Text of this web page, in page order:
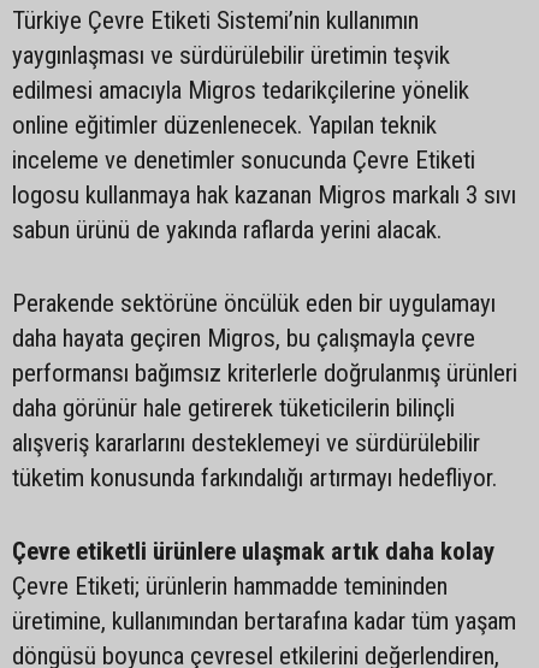
Türkiye Çevre Etiketi Sistemi’nin kullanımın
yaygınlaşması ve sürdürülebilir üretimin teşvik
edilmesi amacıyla Migros tedarikçilerine yönelik
online eğitimler düzenlenecek. Yapılan teknik
inceleme ve denetimler sonucunda Çevre Etiketi
logosu kullanmaya hak kazanan Migros markalı 3 sıvı
sabun ürünü de yakında raflarda yerini alacak.
Perakende sektörüne öncülük eden bir uygulamayı
daha hayata geçiren Migros, bu çalışmayla çevre
performansı bağımsız kriterlerle doğrulanmış ürünleri
daha görünür hale getirerek tüketicilerin bilinçli
alışveriş kararlarını desteklemeyi ve sürdürülebilir
tüketim konusunda farkındalığı artırmayı hedefliyor.
Çevre etiketli ürünlere ulaşmak artık daha kolay
Çevre Etiketi; ürünlerin hammadde temininden
üretimine, kullanımından bertarafına kadar tüm yaşam
döngüsü boyunca çevresel etkilerini değerlendiren,